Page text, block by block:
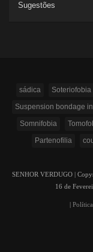
Sugestões
sádica Soteriofobia
Suspension bondage
Somnifobia
Partenofilia
SENHOR VERDUGO |
16 de